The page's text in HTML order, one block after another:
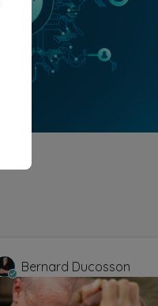
Bernard Ducosson